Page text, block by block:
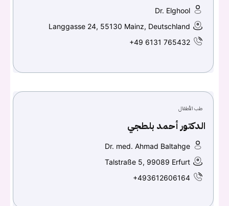
Dr. Elghool
Langgasse 24, 55130 Mainz, Deutschland
+49 6131 765432
طب الأطفال
الدكتور أحمد بلطجي
Dr. med. Ahmad Baltahge
Talstraße 5, 99089 Erfurt
+493612606164